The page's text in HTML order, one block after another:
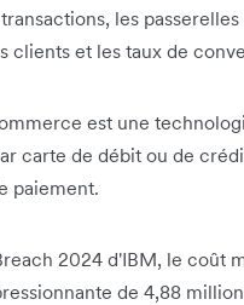
les
clients et les taux de
est une
carte de débit ou de
paiement.
2024 d'IBM, le coût
de 4,88